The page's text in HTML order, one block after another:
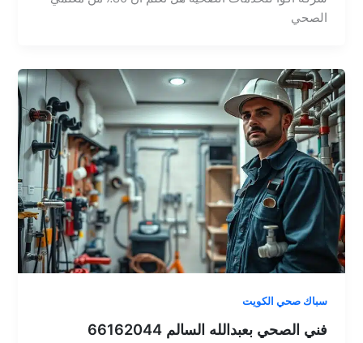
الصحي
سباك صحي الكويت
فني الصحي بعبدالله السالم 66162044